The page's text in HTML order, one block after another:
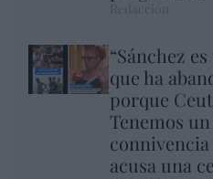
“Sánchez
que ha
porque
Tenemos
acusa una